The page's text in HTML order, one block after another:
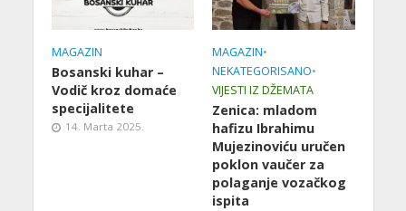
MAGAZIN
Bosanski kuhar –
Vodič kroz domaće
specijalitete
14. Marta 2025.
MAGAZIN•
NEKATEGORISANO•
VIJESTI IZ DŽEMATA
Zenica: mladom
hafizu Ibrahimu
Mujezinoviću uručen
poklon vaučer za
polaganje vozačkog
ispita